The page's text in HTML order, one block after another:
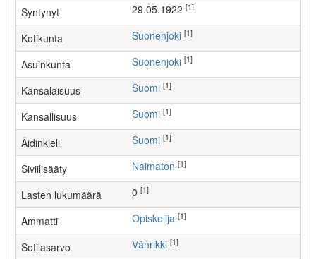
Syntynyt 29.05.1922 [1]
Kotikunta Suonenjoki [1]
Asuinkunta Suonenjoki [1]
Kansalaisuus Suomi [1]
Kansallisuus Suomi [1]
Äidinkieli Suomi [1]
Siviilisääty Naimaton [1]
Lasten lukumäärä [1]
Ammatti opiskelija [1]
Sotilasarvo Vänrikki [1]